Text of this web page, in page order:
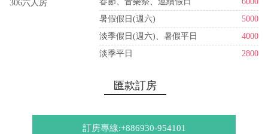
306六人房
暑假假日(週六)
5000
淡季假日(週六)、暑假平日
4000
淡季平日
2800
匯款訂房
訂房專線:+886930-954101